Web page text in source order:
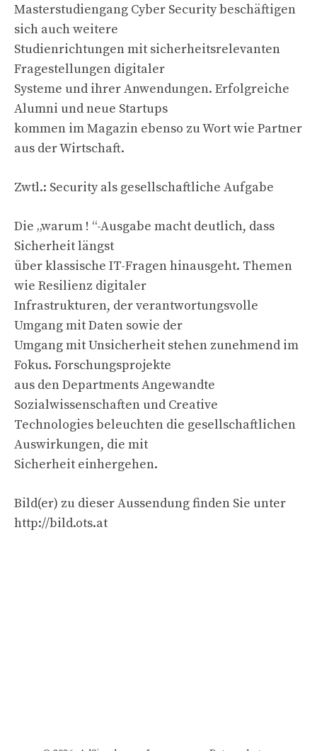
Masterstudiengang Cyber Security beschäftigen
sich auch weitere
Studienrichtungen mit sicherheitsrelevanten
Fragestellungen digitaler
Systeme und ihrer Anwendungen. Erfolgreiche
Alumni und neue Startups
kommen im Magazin ebenso zu Wort wie Partner
aus der Wirtschaft.
Zwtl.: Security als gesellschaftliche Aufgabe
Die „warum ! “-Ausgabe macht deutlich, dass
Sicherheit längst
über klassische IT-Fragen hinausgeht. Themen
wie Resilienz digitaler
Infrastrukturen, der verantwortungsvolle
Umgang mit Daten sowie der
Umgang mit Unsicherheit stehen zunehmend im
Fokus. Forschungsprojekte
aus den Departments Angewandte
Sozialwissenschaften und Creative
Technologies beleuchten die gesellschaftlichen
Auswirkungen, die mit
Sicherheit einhergehen.
Bild(er) zu dieser Aussendung finden Sie unter
http://bild.ots.at